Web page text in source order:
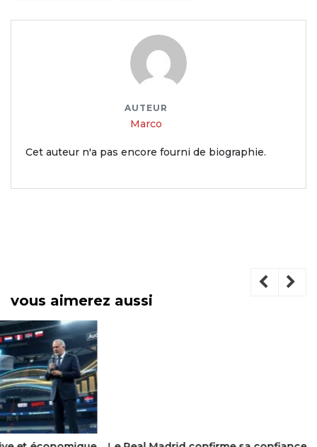
AUTEUR
Marco
Cet auteur n'a pas encore fourni de biographie.
vous aimerez aussi